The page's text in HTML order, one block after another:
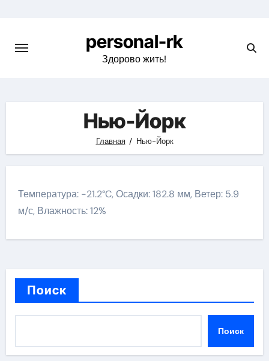
содержимому
personal-rk
Здорово жить!
Нью-Йорк
Главная Нью-Йорк
Температура: -21.2°C, Осадки: 182.8 мм, Ветер: 5.9
м/с, Влажность: 12%
Поиск
Поиск